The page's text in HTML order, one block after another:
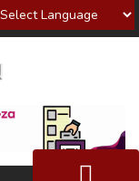
Powered by